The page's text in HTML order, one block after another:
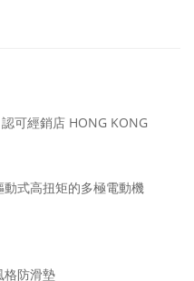
可經銷店 HONG KONG
式高扭矩的多極電動機
格防滑墊